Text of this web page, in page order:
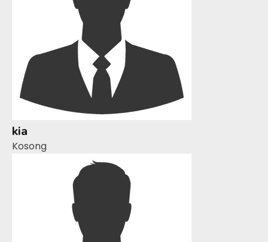
kia
Kosong